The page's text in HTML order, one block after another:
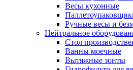
Весы кухонные
Ручные весы и
Нейтральное
Cтол
Ванны моечные
Вытяжные зонты